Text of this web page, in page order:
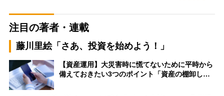
注目の著者・連載
藤川里絵「さあ、投資を始めよう！」
【資産運用】大災害時に慌てないために平時から
備えておきたい3つのポイント「資産の棚卸し…